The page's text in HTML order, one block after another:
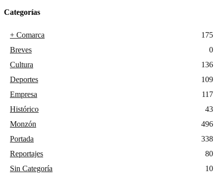
Categorías
+ Comarca
175
Breves
0
Cultura
136
Deportes
109
Empresa
117
Histórico
43
Monzón
496
Portada
338
Reportajes
80
Sin Categoría
10